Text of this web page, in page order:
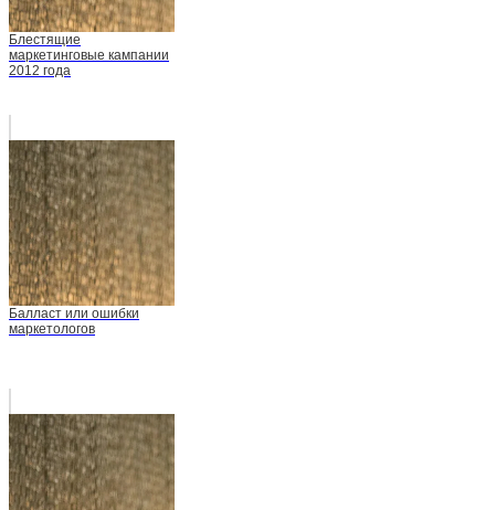
Блестящие
маркетинговые кампании
2012 года
Балласт или ошибки
маркетологов